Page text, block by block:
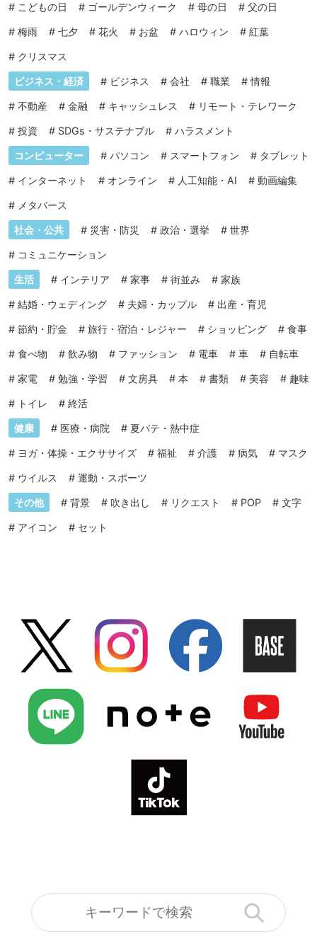
# こどもの日 # ゴールデンウィーク # 母の日 # 父の日
# 梅雨 # 七夕 # 花火 # お盆 # ハロウィン # 紅葉
# クリスマス
ビジネス・経済 # ビジネス # 会社 # 職業 #情報
# 不動産 # 金融 # キャッシュレス # リモート・テレワーク
# 投資 # SDGs・サステナブル # ハラスメント
コンピューター # パソコン # スマートフォン # タブレット
# インターネット # オンライン # 人工知能・AI # 動画編集
# メタバース
社会・公共 # 災害・防災 # 政治・選挙 # 世界
# コミュニケーション
生活 # インテリア # 家事 # 街並み # 家族
# 結婚・ウェディング # 夫婦・カップル # 出産・育児
# 節約・貯金 # 旅行・宿泊・レジャー # ショッピング # 食事
# 食べ物 # 飲み物 # ファッション # 電車 # 車 # 自転車
# 家電 # 勉強・学習 # 文房具 # 本 # 書類 # 美容 # 趣味
# トイレ # 終活
健康 # 医療・病院 # 夏バテ・熱中症
# ヨガ・体操・エクササイズ # 福祉 # 介護 # 病気 # マスク
# ウイルス # 運動・スポーツ
その他 # 背景 # 吹き出し # リクエスト # POP # 文字
# アイコン # セット